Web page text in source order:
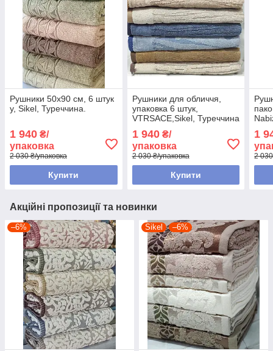
Рушники 50х90 см, 6 штук
у, Sikel, Туреччина.
1 940 ₴/
упаковка
2 030 ₴/упаковка
Купити
Рушники для обличчя,
упаковка 6 штук,
VTRSACE,Sikel, Туреччина
1 940₴/
упаковка
2 030 ₴/упаковка
Купити
1
2
Акційні пропозиції та новинки
–6% Sikel –6%